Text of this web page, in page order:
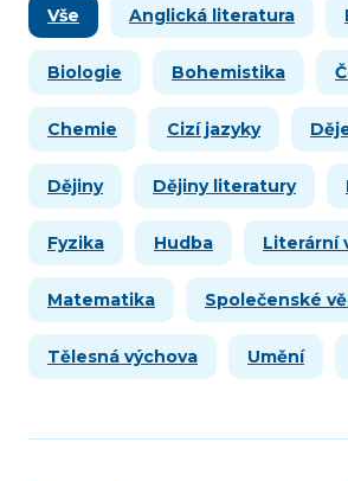
Vše Anglická literatura
Biologie Bohemistika
Chemie Cizí jazyky
Dějiny Dějiny literatury
Fyzika Hudba Literární
Matematika Společenské
Tělesná výchova Umění